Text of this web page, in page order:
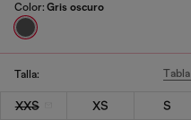
Color: Gris oscuro
Talla:
XXS XS S